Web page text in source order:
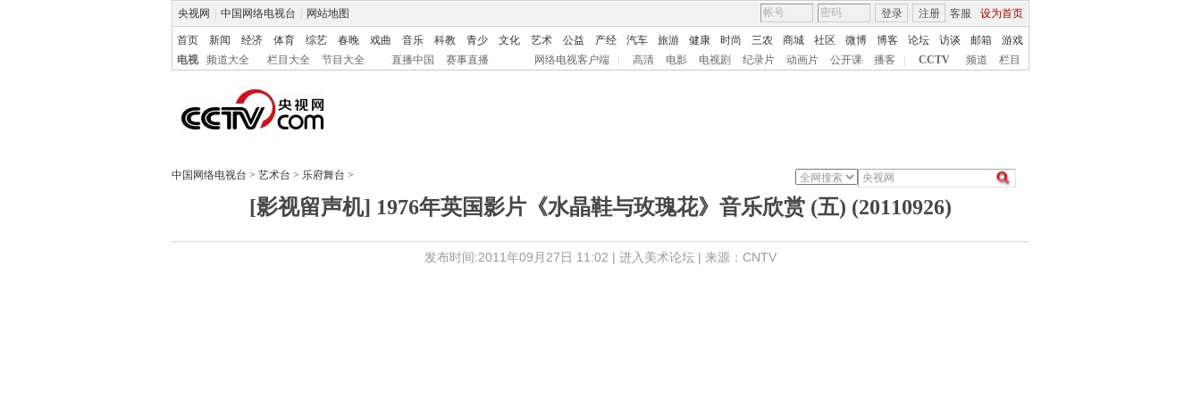
央视网 中国网络电视台 网站地图 客服 设为首页
登录 注册
首页 新闻 经济 体育 综艺 春晚 戏曲 音乐 科教 青少 文化 艺术 公益 产经 汽车 旅游 健康 时尚 三农 商城 社区 微博 博客 论坛 访谈 邮箱
游戏
电视
频道大全 栏目大全 节目大全 直播中国 赛事直播 网络电视客户端 高清 电影 电视剧 纪录片 动画片 公开课 播客 CCTV 频道 栏目
中国网络电视台 > 艺术台 > 乐府舞台 >
[影视留声机] 1976年英国影片《水晶鞋与玫瑰花》音乐欣赏 (五) (20110926)
发布时间:2011年09月27日 11:02 | 进入美术论坛 | 来源：CNTV